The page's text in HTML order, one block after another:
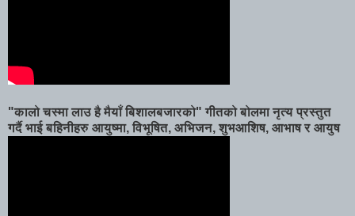
"कालो चस्मा लाउ है मैयाँ बिशालबजारको" गीतको बोलमा नृत्य प्रस्तुत
गर्दै भाई बहिनीहरु आयुष्मा, विभूषित, अभिजन, शुभआशिष, आभाष र आयुष